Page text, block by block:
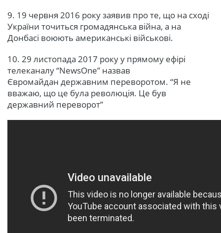
9. 19 червня 2016 року заявив про те, що на сході
України точиться громадянська війна, а на
Донбасі воюють американські військові.
10. 29 листопада 2017 року у прямому ефірі
телеканалу “NewsOne” назвав
Євромайдан державним переворотом. “Я не
вважаю, що це була революція. Це був
державний переворот”